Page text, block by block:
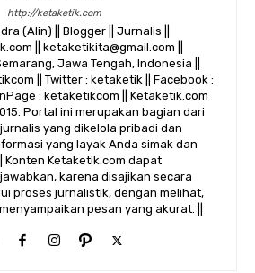
http://ketaketik.com
(Alin) || Blogger || Jurnalis ||
|| ketaketikita@gmail.com ||
Jawa Tengah, Indonesia ||
|| Twitter : ketaketik || Facebook :
: ketaketikcom || Ketaketik.com
Portal ini merupakan bagian dari
yang dikelola pribadi dan
yang layak Anda simak dan
Konten Ketaketik.com dapat
karena disajikan secara
proses jurnalistik, dengan melihat,
pesan yang akurat. ||